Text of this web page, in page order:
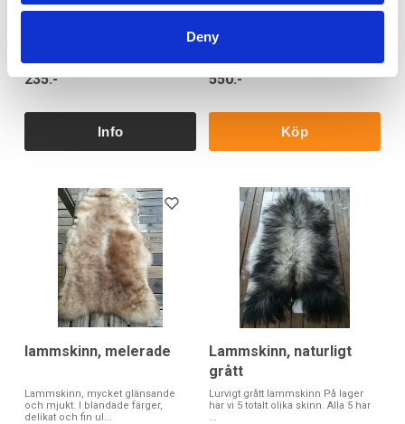
Deny
Sittdyna av lammskinn, färg naturlig
235:-
Lammskinn, naturlig champagne
550:-
Köp
lammskinn, melerade
Lammskinn, mycket glänsande
och mjukt. I blandade färger,
delikat och fin ul...
Lammskinn, naturligt
grått
Lurvigt grått lammskinn På lager
har vi 5 totalt olika skinn. Alla 5 har